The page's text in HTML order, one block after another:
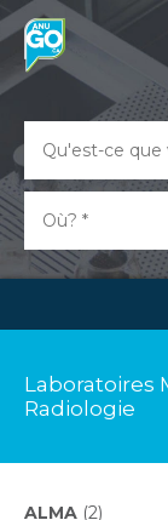
Laboratoires
Radiologie
ALMA (2)